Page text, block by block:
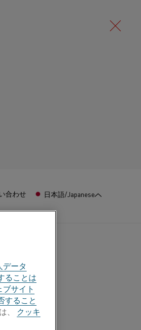
合わせ 日本語/Japanese
加熱速度に依存し
ては以下で説明しま
た
ータ
ることは
サイト
すること
、 クッキ